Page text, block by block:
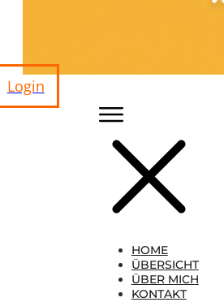
HOME
ÜBERSICHT
ÜBER MICH
KONTAKT
Login